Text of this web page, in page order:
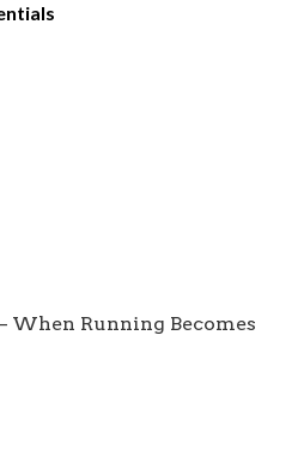
When Running Becomes